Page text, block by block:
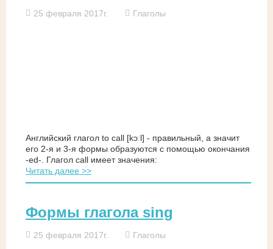
25 февраля 2017г. Глаголы
Английский глагол to call [kɔːl] - правильный, а значит
его 2-я и 3-я формы образуются с помощью окончания
-ed-. Глагол call имеет значения:
Читать далее >>
Формы глагола sing
25 февраля 2017г. Глаголы